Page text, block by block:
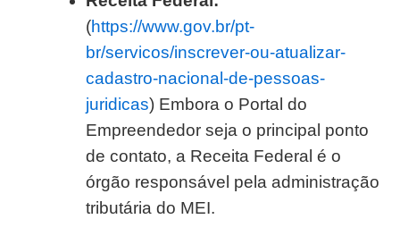
(https://www.gov.br/pt-
br/servicos/inscrever-ou-atualizar-
cadastro-nacional-de-pessoas-
juridicas) Embora o Portal do
Empreendedor seja o principal ponto
de contato, a Receita Federal é o
órgão responsável pela administração
tributária do MEI.